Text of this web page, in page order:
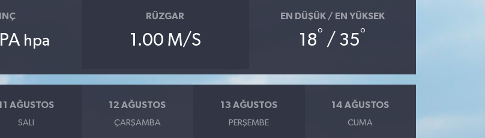
hpa
RÜZGAR
1.00 M/S
EN DÜŞÜK / EN YÜKSEK
18° / 35°
AĞUSTOS
SALI
12 AĞUSTOS
ÇARŞAMBA
13 AĞUSTOS
PERŞEMBE
14 AĞUSTOS
CUMA